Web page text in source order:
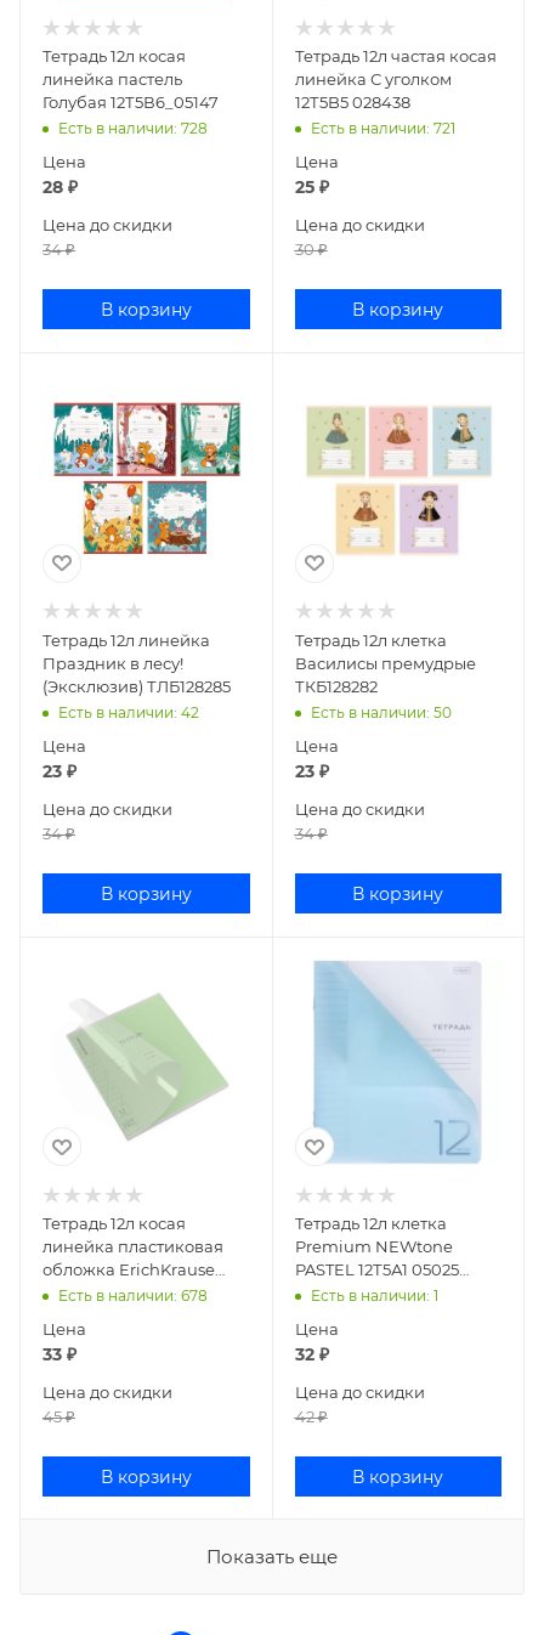
Тетрадь 12л косая
линейка пастель
Голубая 12Т5В6_05147
Есть в наличии: 728
Цена
28 ₽
Цена до скидки
34₽
В корзину
Тетрадь 12л частая косая
линейка С уголком
12Т5B5 028438
Есть в наличии: 721
Цена
25₽
Цена до скидки
30₽
В корзину
Тетрадь 12л линейка
Праздник в лесу!
(Эксклюзив) ТЛБ128285
Есть в наличии: 42
Цена
23 ₽
Цена до скидки
34₽
В корзину
Тетрадь 12л клетка
Василисы премудрые
ТКБ128282
Есть в наличии: 50
Цена
23₽
Цена до скидки
34₽
В корзину
Тетрадь 12л косая
линейка пластиковая
обложка ErichKrause
Классика CoverPrо fizzy
Есть в наличии: 678
Цена
33 ₽
Цена до скидки
45₽
В корзину
Тетрадь 12л клетка
Premium NEWtone
PASTEL 12Т5А1 05025
071000
Есть в наличии: 1
Цена
32₽
Цена до скидки
42₽
В корзину
Показать еще